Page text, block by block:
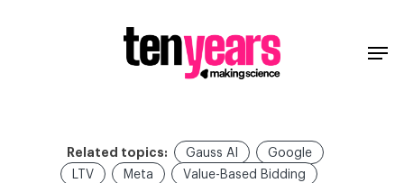
Related topics: Gauss AI
Google
LTV
Meta Value-Based Bidding